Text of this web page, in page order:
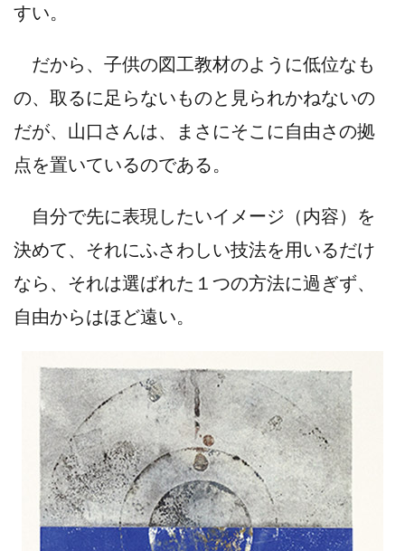
すい。
だから、子供の図工教材のように低位なも
の、取るに足らないものと見られかねないの
だが、山口さんは、まさにそこに自由さの拠
点を置いているのである。
自分で先に表現したいイメージ（内容）を
決めて、それにふさわしい技法を用いるだけ
なら、それは選ばれた１つの方法に過ぎず、
自由からはほど遠い。